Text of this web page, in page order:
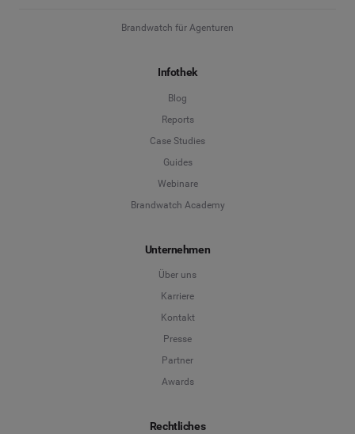
Brandwatch für Agenturen
Infothek
Blog
Reports
Case Studies
Guides
Webinare
Brandwatch Academy
Unternehmen
Über uns
Karriere
Kontakt
Presse
Partner
Awards
Rechtliches